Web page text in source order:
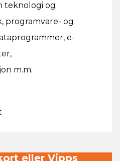
teknologi og
og
e-
m.m.
eller Vipps